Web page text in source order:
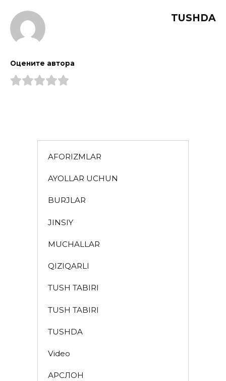
TUSHDA
Оцените автора
AFORIZMLAR
AYOLLAR UCHUN
BURJLAR
JINSIY
MUCHALLAR
QIZIQARLI
TUSH TABIRI
TUSH TABIRI
TUSHDA
Video
АРСЛОН